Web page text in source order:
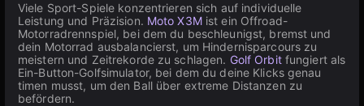
Viele Sport-Spiele konzentrieren sich auf individuelle
Leistung und Präzision. Moto X3Mist ein Offroad-
Motorradrennspiel, bei dem du beschleunigst, bremst und
dein Motorrad ausbalancierst, um Hindernisparcours zu
meistern und Zeitrekorde zu schlagen. Golf Orbitfungiert als
Ein-Button-Golfsimulator, bei dem du deine Klicks genau
timen musst, um den Ball über extreme Distanzen zu
befördern.